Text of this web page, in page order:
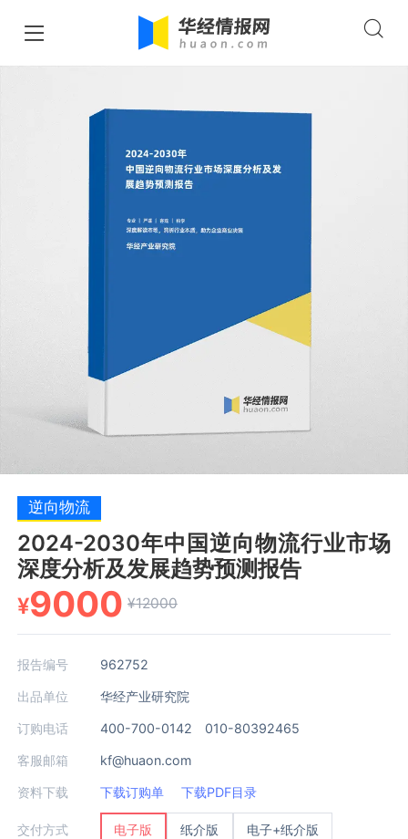
逆向物流
2024-2030年中国逆向物流行业市场
深度分析及发展趋势预测报告
¥9000 ¥12000
报告编号 962752
出品单位 华经产业研究院
订购电话 400-700-0142 010-80392465
客服邮箱 kf@huaon.com
资料下载 下载订购单 下载PDF目录
交付方式 电子版 纸介版 电子+纸介版